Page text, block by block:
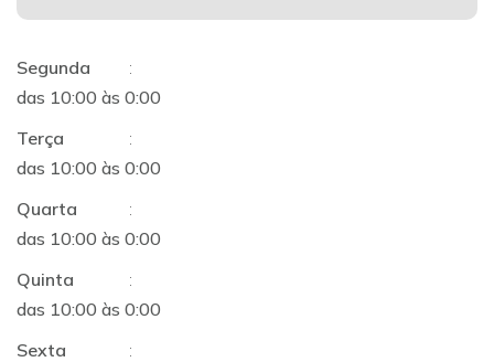
Segunda
:
das 10:00 às 0:00
Terça
:
das 10:00 às 0:00
Quarta
:
das 10:00 às 0:00
Quinta
:
das 10:00 às 0:00
Sexta
: